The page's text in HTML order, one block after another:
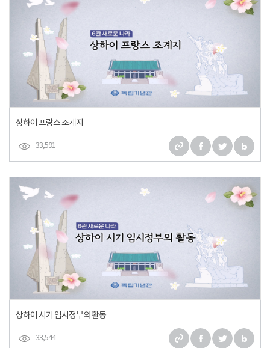
상하이 프랑스 조계지
33,591
상하이 시기 임시정부의 활동
33,544